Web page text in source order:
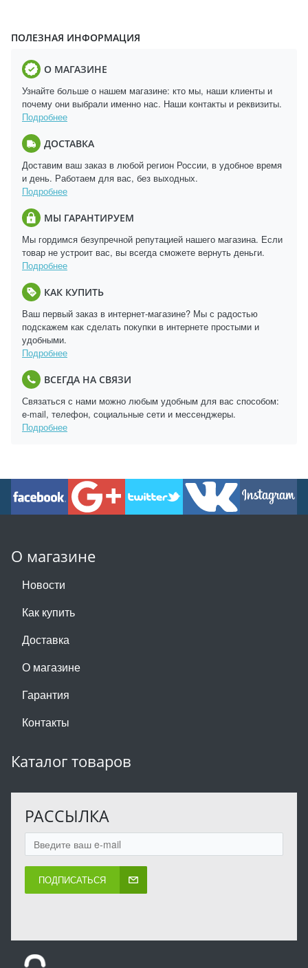
ПОЛЕЗНАЯ ИНФОРМАЦИЯ
О МАГАЗИНЕ
Узнайте больше о нашем магазине: кто мы, наши клиенты и
почему они выбрали именно нас. Наши контакты и реквизиты.
Подробнее
ДОСТАВКА
Доставим ваш заказ в любой регион России, в удобное время
и день. Работаем для вас, без выходных.
Подробнее
МЫ ГАРАНТИРУЕМ
Мы гордимся безупречной репутацией нашего магазина. Если
товар не устроит вас, вы всегда сможете вернуть деньги.
Подробнее
КАК КУПИТЬ
Ваш первый заказ в интернет-магазине? Мы с радостью
подскажем как сделать покупки в интернете простыми и
удобными.
Подробнее
ВСЕГДА НА СВЯЗИ
Связаться с нами можно любым удобным для вас способом:
e-mail, телефон, социальные сети и мессенджеры.
Подробнее
О магазине
Новости
Как купить
Доставка
О магазине
Гарантия
Контакты
Каталог товаров
РАССЫЛКА
ПОДПИСАТЬСЯ